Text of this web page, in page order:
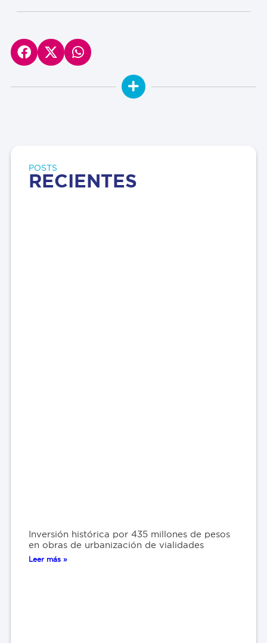
POSTS
RECIENTES
Inversión histórica por 435 millones de pesos
en obras de urbanización de vialidades
Leer más »